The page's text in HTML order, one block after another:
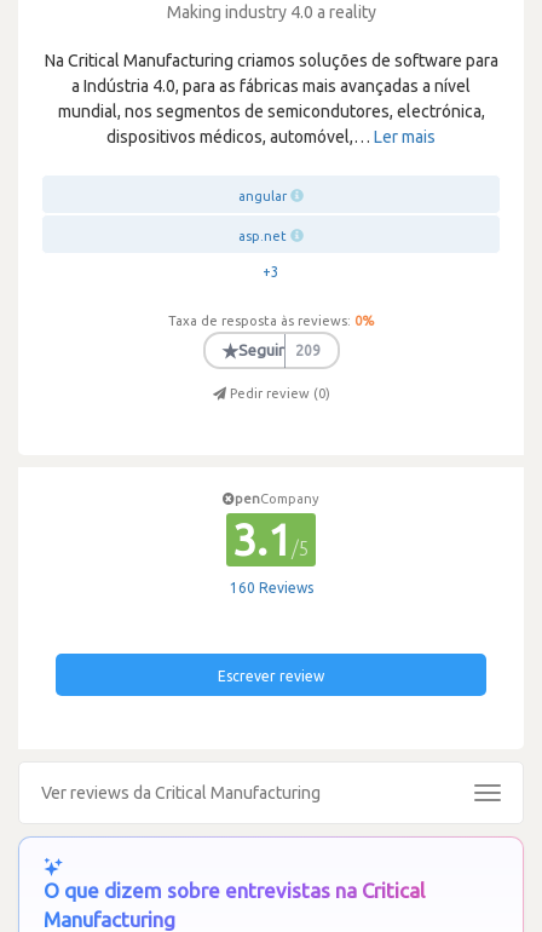
Making industry 4.0 a reality
Na Critical Manufacturing criamos soluções de software para
a Indústria 4.0, para as fábricas mais avançadas a nível
mundial, nos segmentos de semicondutores, electrónica,
dispositivos médicos, automóvel,… Ler mais
angular
asp.net
+3
Taxa de resposta às reviews: 0%
★Seguir 209
Pedir review (0)
penCompany
3.1 /5
160 Reviews
Escrever review
Ver reviews da Critical Manufacturing
Toggle
O que dizem sobre entrevistas na Critical
Manufacturing